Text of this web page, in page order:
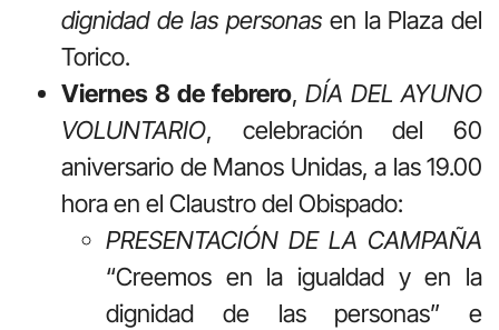
dignidad de las personas en la Plaza del
Torico.
Viernes 8 de febrero,DÍA DEL AYUNO
VOLUNTARIO, celebración del 60
aniversario de Manos Unidas, a las 19.00
hora en el Claustro del Obispado:
PRESENTACIÓN DE LA CAMPAÑA
“Creemos en la igualdad y en la
dignidad de las personas” e